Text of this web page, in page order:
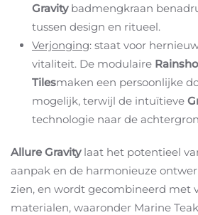
Gravitybadmengkraan
tussen design en ritueel.
Verjonging: staat voor
vitaliteit. De modulaire
Tilesmaken een persoonlijke
mogelijk, terwijl de intuïtieve
technologie naar de
Allure Gravitylaat het potentieel
aanpak en de harmonieuze
zien, en wordt gecombineerd met
materialen, waaronder Marine